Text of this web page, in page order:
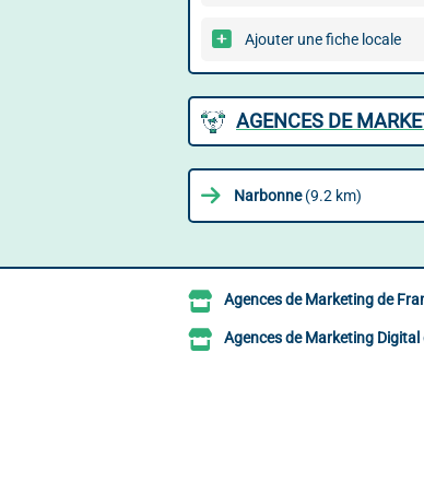
Ajouter une fiche locale
AGENCES DE
Narbonne(9.2 km)
Agences de Marketing de
Agences de Marketing Digital